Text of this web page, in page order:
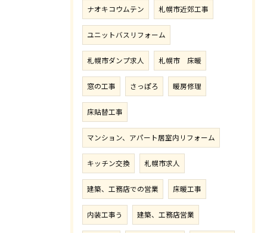
ナオキコウムテン 札幌市近郊工事
ユニットバスリフォーム
札幌市ダンプ求人 札幌市 床暖
窓の工事 さっぽろ 暖房修理
床貼替工事
マンション、アパート居室内リフォーム
キッチン交換 札幌市求人
建築、工務店での営業 床暖工事
内装工事う 建築、工務店営業